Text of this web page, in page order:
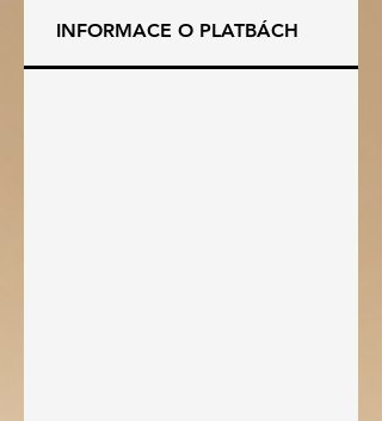
INFORMACE O PLATBÁCH